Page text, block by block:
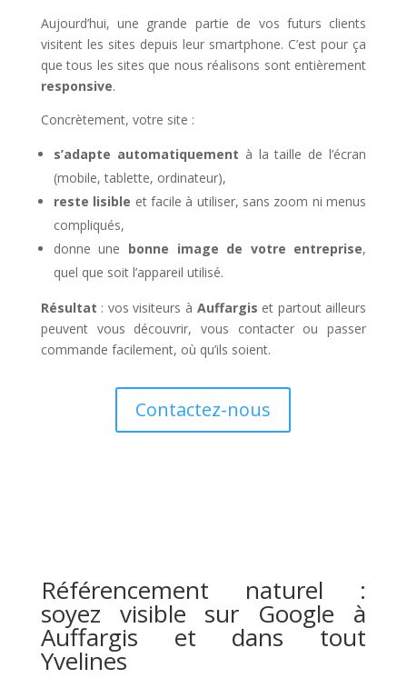
Aujourd’hui, une grande partie de vos futurs clients
visitent les sites depuis leur smartphone. C’est pour ça
que tous les sites que nous réalisons sont entièrement
responsive.
Concrètement, votre site :
s’adapte automatiquement à la taille de l’écran
(mobile, tablette, ordinateur),
reste lisible et facile à utiliser, sans zoom ni menus
compliqués,
donne une bonne image de votre entreprise,
quel que soit l’appareil utilisé.
Résultat : vos visiteurs à Auffargis et partout ailleurs
peuvent vous découvrir, vous contacter ou passer
commande facilement, où qu’ils soient.
Contactez-nous
Référencement naturel :
soyez visible sur Google à
Auffargis et dans tout
Yvelines